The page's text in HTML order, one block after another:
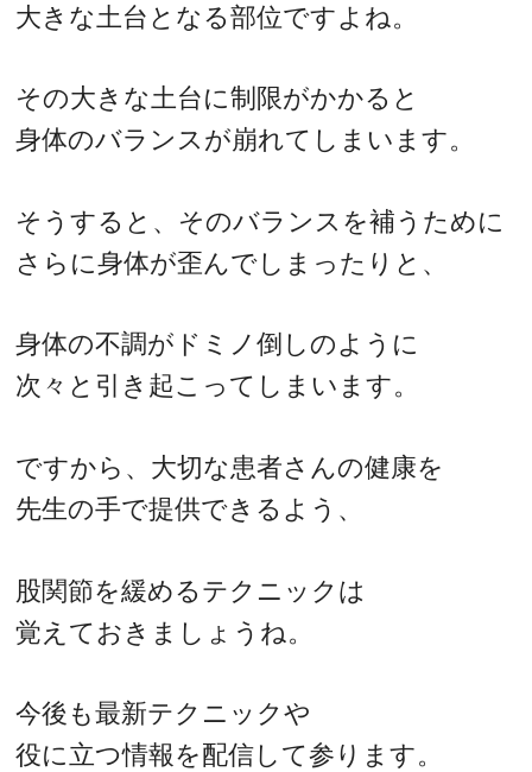
大きな土台となる部位ですよね。
その大きな土台に制限がかかると
身体のバランスが崩れてしまいます。
そうすると、そのバランスを補うために
さらに身体が歪んでしまったりと、
身体の不調がドミノ倒しのように
次々と引き起こってしまいます。
ですから、大切な患者さんの健康を
先生の手で提供できるよう、
股関節を緩めるテクニックは
覚えておきましょうね。
今後も最新テクニックや
役に立つ情報を配信して参ります。